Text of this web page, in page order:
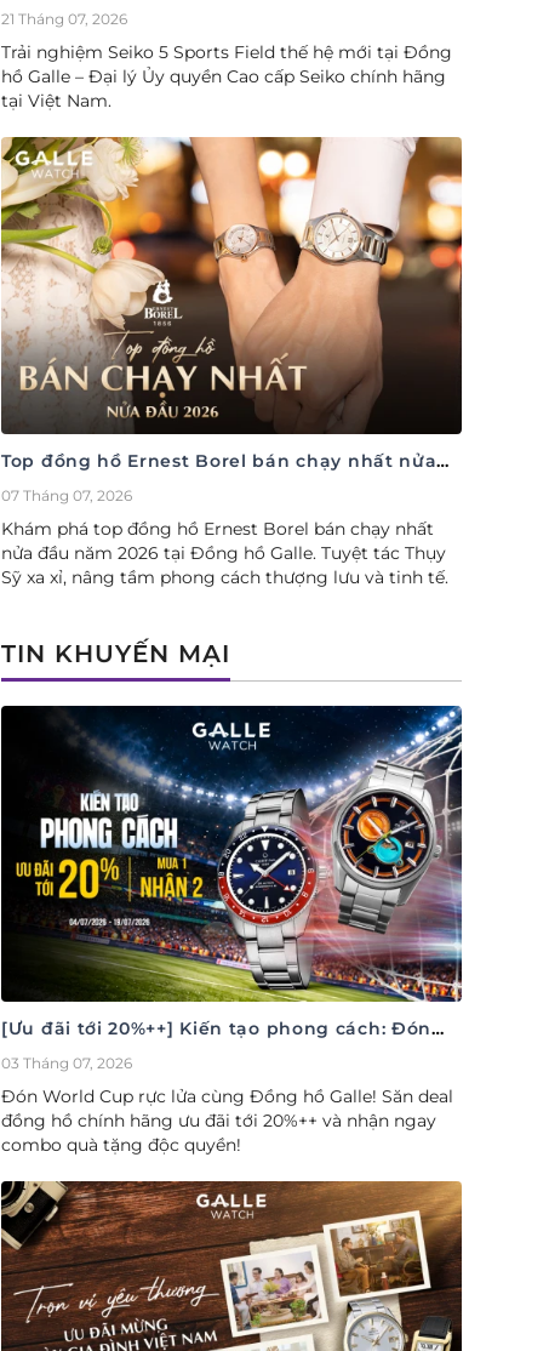
nhất
21 Tháng 07, 2026
Trải nghiệm Seiko 5 Sports Field thế hệ mới tại Đồng
hồ Galle – Đại lý Ủy quyền Cao cấp Seiko chính hãng
tại Việt Nam.
Top đồng hồ Ernest Borel bán chạy nhất nửa
đầu năm 2026
07 Tháng 07, 2026
Khám phá top đồng hồ Ernest Borel bán chạy nhất
nửa đầu năm 2026 tại Đồng hồ Galle. Tuyệt tác Thụy
Sỹ xa xỉ, nâng tầm phong cách thượng lưu và tinh tế.
TIN KHUYẾN MẠI
[Ưu đãi tới 20%++] Kiến tạo phong cách: Đón
cúp săn deal – Siêu ưu đãi đồng hành cùng
World Cup
03 Tháng 07, 2026
Đón World Cup rực lửa cùng Đồng hồ Galle! Săn deal
đồng hồ chính hãng ưu đãi tới 20%++ và nhận ngay
combo quà tặng độc quyền!